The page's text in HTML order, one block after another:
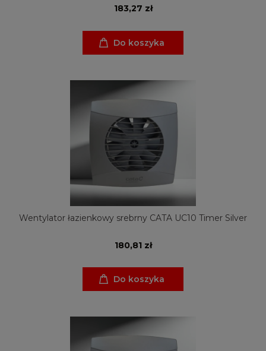
183,27 zł
Do koszyka
Wentylator łazienkowy srebrny CATA UC10 Timer Silver
180,81 zł
Do koszyka